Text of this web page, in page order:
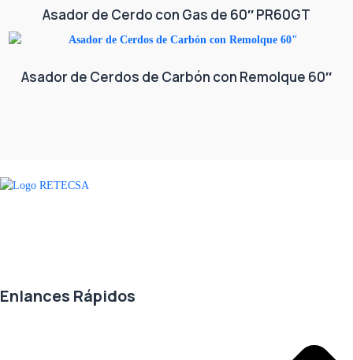
Asador de Cerdo con Gas de 60″ PR60GT
Asador de Cerdos de Carbón con Remolque 60″
Enlances Rápidos